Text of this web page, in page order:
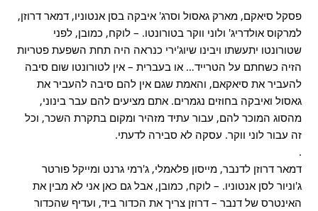
פסקל סיאקם, מארק גאסול וסרג' איבקה בסן אנטוניו, דמאר דרוזן,
למרקוס אולדריג' ולוני ווקר בטורונטו. – לוקח, כמובן, לפני
שטורונטו יתעשתו ויבינו שיוג'ירי כנראה היה תחת השפעת פטריות
הזיה כשחתם על הטרייד… או בעברית – אין לטורונטו שום סיבה
להעביר את סיאקאם, והאמת שגם אין להם סיבה להעביר את
גאסול ואיבקה בחוזים נגמרים. אתם מציעים להם עבר בינוני,
מהסוג המוכר להם, עבור עתיד מזהיר ומקום בתקרת השכר, וכל
זה עבור לוני ווקר. עסקה לא סבירה לדעתי.
.
דמאר דרוזן לדנבר, מייסון פלאמלי, ג'רמי גרנט ומייקל פורטר
ג'וניור לסן אנטוניו. – לוקח, כמובן, אבל גם כאן אני לא מבין את
האינטרס של דנבר – דרוזן צריך את הכדור ביד, ועדיף שהכדור